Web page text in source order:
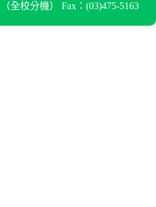
全校分機） Fax：(03)475-5163